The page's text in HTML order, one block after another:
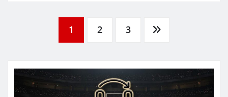
sayfalaması
1 2 3